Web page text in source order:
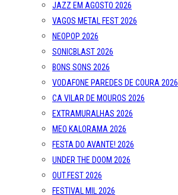
JAZZ EM AGOSTO 2026
VAGOS METAL FEST 2026
NEOPOP 2026
SONICBLAST 2026
BONS SONS 2026
VODAFONE PAREDES DE COURA 2026
CA VILAR DE MOUROS 2026
EXTRAMURALHAS 2026
MEO KALORAMA 2026
FESTA DO AVANTE! 2026
UNDER THE DOOM 2026
OUT.FEST 2026
FESTIVAL MIL 2026